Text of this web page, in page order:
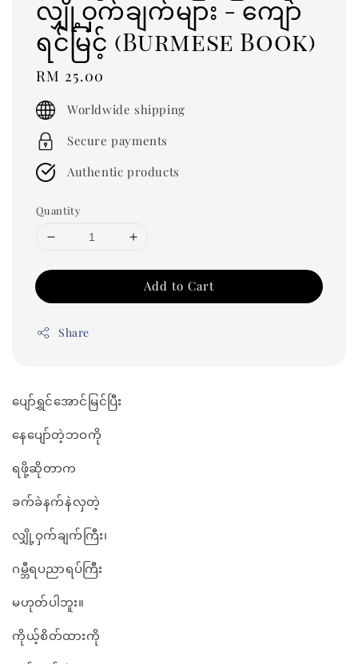
လျှို့ဝှက်ချက်များ - ကျော်
ရင်မြင့် (Burmese Book)
Regular
price
RM 25.00
Worldwide shipping
Secure payments
Authentic products
Quantity
Add to Cart
Share
ပျော်ရွှင်အောင်မြင်ပြီး
နေပျော်တဲ့ဘဝကို
ရဖို့ဆိုတာက
ခက်ခဲနက်နဲလှတဲ့
လျှို့ဝှက်ချက်ကြီး၊
ဂမ္ဘီရပညာရပ်ကြီး
မဟုတ်ပါဘူး။
ကိုယ့်စိတ်ထားကို